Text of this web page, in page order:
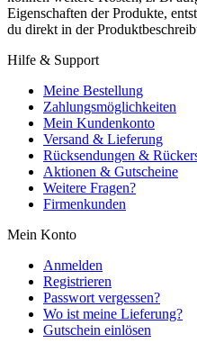
Eigenschaften der Produkte,
du direkt in der
Hilfe & Support
Meine Bestellung
Zahlungsmöglichkeiten
Mein Kundenkonto
Versand & Lieferung
Rücksendungen &
Aktionen & Gutscheine
Weitere Fragen?
Firmenkunden
Mein Konto
Anmelden
Registrieren
Passwort vergessen?
Wo ist meine Lieferung?
Gutschein einlösen